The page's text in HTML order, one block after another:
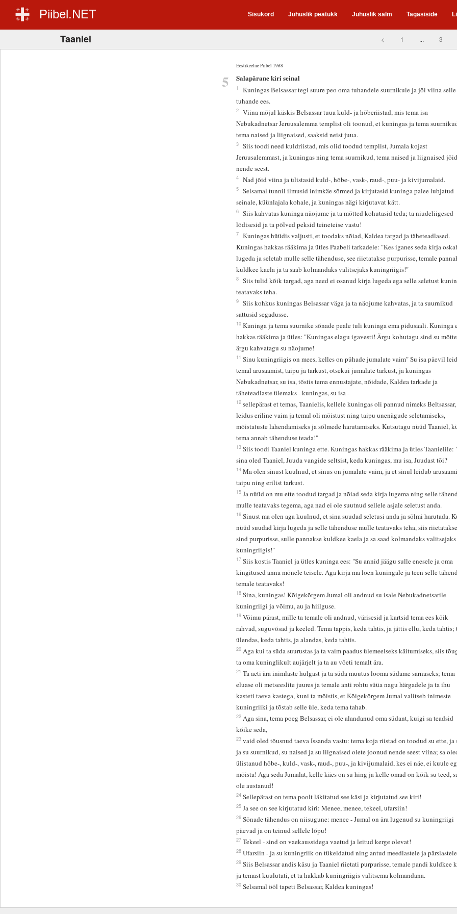
Piibel.NET Sisukord Juhuslik peatükk Juhuslik salm Tagasiside
Taaniel < 1 ... 3
Eestikeelne Piibel 1968
5 Salapärane kiri seinal
1
Kuningas Belsassar tegi suure peo oma tuhandele suurnikule ja jõi viina selle
tuhande ees.
2
Viina mõjul käskis Belsassar tuua kuld- ja hõberiistad, mis tema isa
Nebukadnetsar Jeruusalemma templist oli toonud, et kuningas ja tema
tema naised ja liignaised, saaksid neist juua.
3
Siis toodi need kuldriistad, mis olid toodud templist, Jumala kojast
Jeruusalemmast, ja kuningas ning tema suurnikud, tema naised ja liignaised jõid
nende seest.
4 Nad jõid viina ja ülistasid kuld-, hõbe-, vask-, raud-, puu- ja kivijumalaid.
5
Selsamal tunnil ilmusid inimkäe sõrmed ja kirjutasid kuninga palee lubjatud
seinale, küünlajala kohale, ja kuningas nägi kirjutavat kätt.
6
Siis kahvatas kuninga näojume ja ta mõtted kohutasid teda; ta niudeliigesed
lõdisesid ja ta põlved peksid teineteise vastu!
7
Kuningas hüüdis valjusti, et toodaks nõiad, Kaldea targad ja täheteadlased.
Kuningas hakkas rääkima ja ütles Paabeli tarkadele: "Kes iganes seda kirja
lugeda ja seletab mulle selle tähenduse, see riietatakse purpurisse, temale
kuldkee kaela ja ta saab kolmandaks valitsejaks kuningriigis!"
8
Siis tulid kõik targad, aga need ei osanud kirja lugeda ega selle seletust
teatavaks teha.
9
Siis kohkus kuningas Belsassar väga ja ta näojume kahvatas, ja ta suurnikud
sattusid segadusse.
10 Kuninga ja tema suurnike sõnade peale tuli kuninga ema pidusaali. Kuninga
hakkas rääkima ja ütles: "Kuningas elagu igavesti! Ärgu kohutagu sind su
ärgu kahvatagu su näojume!
11 Sinu kuningriigis on mees, kelles on pühade jumalate vaim" Su isa päevil
temal arusaamist, taipu ja tarkust, otsekui jumalate tarkust, ja kuningas
Nebukadnetsar, su isa, tõstis tema ennustajate, nõidade, Kaldea tarkade ja
täheteadlaste ülemaks - kuningas, su isa -
12 sellepärast et temas, Taanielis, kellele kuningas oli pannud nimeks Beltsassar,
leidus eriline vaim ja temal oli mõistust ning taipu unenägude seletamiseks,
mõistatuste lahendamiseks ja sõlmede harutamiseks. Kutsutagu nüüd Taaniel,
tema annab tähenduse teada!"
13 Siis toodi Taaniel kuninga ette. Kuningas hakkas rääkima ja ütles Taanielile:
sina oled Taaniel, Juuda vangide seltsist, keda kuningas, mu isa, Juudast tõi?
14 Ma olen sinust kuulnud, et sinus on jumalate vaim, ja et sinul leidub
taipu ning erilist tarkust.
15 Ja nüüd on mu ette toodud targad ja nõiad seda kirja lugema ning selle
mulle teatavaks tegema, aga nad ei ole suutnud sellele asjale seletust anda.
16 Sinust ma olen aga kuulnud, et sina suudad seletusi anda ja sõlmi harutada.
nüüd suudad kirja lugeda ja selle tähenduse mulle teatavaks teha, siis riietatakse
sind purpurisse, sulle pannakse kuldkee kaela ja sa saad kolmandaks valitsejaks
kuningriigis!"
17 Siis kostis Taaniel ja ütles kuninga ees: "Su annid jäägu sulle enesele ja oma
kingitused anna mõnele teisele. Aga kirja ma loen kuningale ja teen selle
temale teatavaks!
18 Sina, kuningas! Kõigekõrgem Jumal oli andnud su isale Nebukadnetsarile
kuningriigi ja võimu, au ja hiilguse.
19 Võimu pärast, mille ta temale oli andnud, värisesid ja kartsid tema ees kõik
rahvad, suguvõsad ja keeled. Tema tappis, keda tahtis, ja jättis ellu, keda tahtis;
ülendas, keda tahtis, ja alandas, keda tahtis.
20 Aga kui ta süda suurustas ja ta vaim paadus ülemeelseks käitumiseks, siis
ta oma kuninglikult aujärjelt ja ta au võeti temalt ära.
21 Ta aeti ära inimlaste hulgast ja ta süda muutus looma südame sarnaseks; tema
eluase oli metseeslite juures ja temale anti rohtu süüa nagu härgadele ja ta ihu
kasteti taeva kastega, kuni ta mõistis, et Kõigekõrgem Jumal valitseb inimeste
kuningriiki ja tõstab selle üle, keda tema tahab.
22 Aga sina, tema poeg Belsassar, ei ole alandanud oma südant, kuigi sa teadsid
kõike seda,
23 vaid oled tõusnud taeva Issanda vastu: tema koja riistad on toodud su ette, ja
ja su suurnikud, su naised ja su liignaised olete joonud nende seest viina; sa
ülistanud hõbe-, kuld-, vask-, raud-, puu-, ja kivijumalaid, kes ei näe, ei kuule
mõista! Aga seda Jumalat, kelle käes on su hing ja kelle omad on kõik su teed,
ole austanud!
24 Sellepärast on tema poolt läkitatud see käsi ja kirjutatud see kiri!
25 Ja see on see kirjutatud kiri: Menee, menee, tekeel, ufarsiin!
26 Sõnade tähendus on niisugune: menee - Jumal on ära lugenud su kuningriigi
päevad ja on teinud sellele lõpu!
27 Tekeel - sind on vaekaussidega vaetud ja leitud kerge olevat!
28 Ufarsiin - ja su kuningriik on tükeldatud ning antud meedlastele ja
29 Siis Belsassar andis käsu ja Taaniel riietati purpurisse, temale pandi kuldkee
ja temast kuulutati, et ta hakkab kuningriigis valitsema kolmandana.
30 Selsamal ööl tapeti Belsassar, Kaldea kuningas!